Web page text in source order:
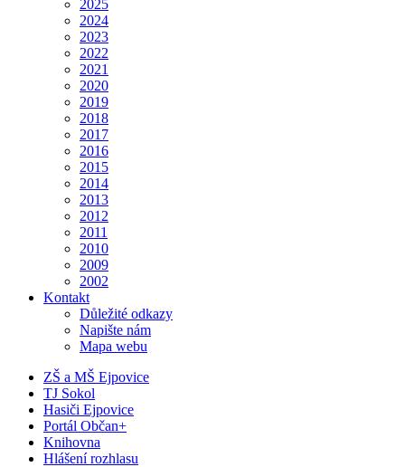
2025
2024
2023
2022
2021
2020
2019
2018
2017
2016
2015
2014
2013
2012
2011
2010
2009
2002
Kontakt
Důležité odkazy
Napište nám
Mapa webu
ZŠ a MŠ Ejpovice
TJ Sokol
Hasiči Ejpovice
Portál Občan+
Knihovna
Hlášení rozhlasu